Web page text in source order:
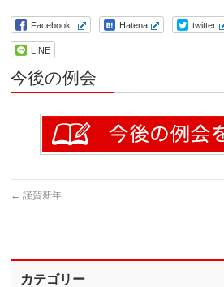
Facebook Hatena twitter
LINE
今後の例会
← 謹賀新年
カテゴリー